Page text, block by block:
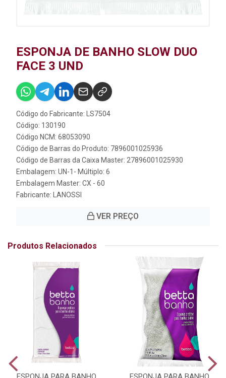
ESPONJA DE BANHO SLOW DUO
FACE 3 UND
Código do Fabricante: LS7504
Código: 130190
Código NCM: 68053090
Código de Barras do Produto: 7896001025936
Código de Barras da Caixa Master: 27896001025930
Embalagem: UN-1- Múltiplo: 6
Embalagem Master: CX - 60
Fabricante:
LANOSSI
VER PREÇO
Produtos Relacionados